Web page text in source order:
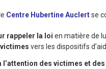
Centre Hubertine Auclertse
rappeler la loi en matière de
vers les dispositifs
l’attention des victimes et